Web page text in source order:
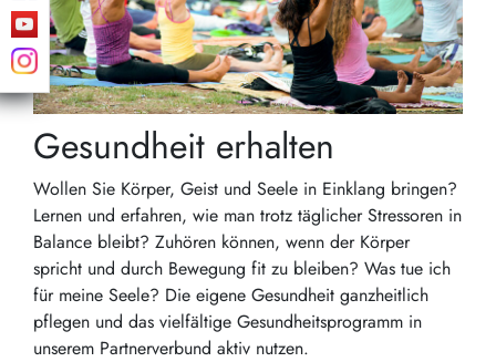
Gesundheit erhalten
Wollen Sie Körper, Geist und Seele in Einklang bringen?
Lernen und erfahren, wie man trotz täglicher Stressoren in
Balance bleibt? Zuhören können, wenn der Körper
spricht und durch Bewegung fit zu bleiben? Was tue ich
für meine Seele? Die eigene Gesundheit ganzheitlich
pflegen und das vielfältige Gesundheitsprogramm in
unserem Partnerverbund aktiv nutzen.